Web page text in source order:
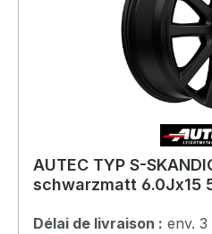
AUTEC TYP S-
schwarzmatt 6.0Jx15
Délai de livraison : env.